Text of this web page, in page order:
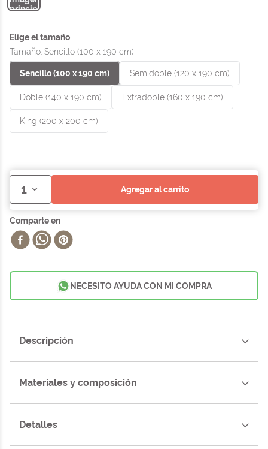
Tamaño: Sencillo (100 x 190 cm)
Sencillo (100 x 190 cm) Semidoble (120 x 190 cm)
Doble (140 x 190 cm) Extradoble (160 x 190 cm)
King (200 x 200 cm)
1 agregar al carrito
NECESITO AYUDA CON MI COMPRA
Descripción
Materiales y composición
Detalles